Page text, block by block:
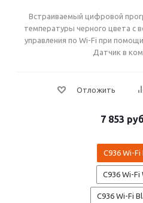
Встраиваемый цифровой
температуры черного цвета с
управления по Wi-Fi при
Датчик в
7 853 руб
С936 Wi-Fi
С936 Wi-Fi
С936 Wi-Fi